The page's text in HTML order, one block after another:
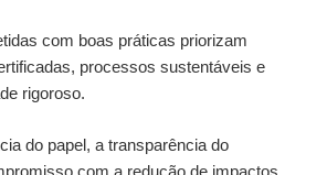
com boas práticas priorizam
processos sustentáveis e
rigoroso.
do papel, a transparência do
com a redução de impactos